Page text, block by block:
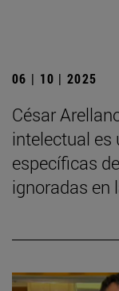
06 | 10 | 2025
César
intelectual es
específicas
ignoradas en